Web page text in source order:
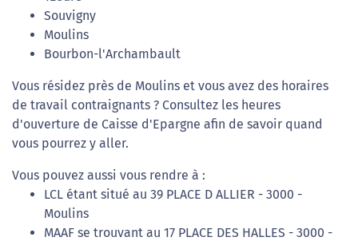
Souvigny
Moulins
Bourbon-l'Archambault
Vous résidez près de Moulins et vous avez des horaires
de travail contraignants ? Consultez les heures
d'ouverture de Caisse d'Epargne afin de savoir quand
vous pourrez y aller.
Vous pouvez aussi vous rendre à :
LCL étant situé au 39 PLACE D ALLIER - 3000 -
Moulins
MAAF se trouvant au 17 PLACE DES HALLES - 3000 -